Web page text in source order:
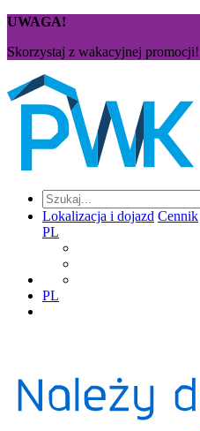
UWAGA!
Skorzystaj z wakacyjnej promocji!
Lokalizacja i dojazd Cennik
PL
PL